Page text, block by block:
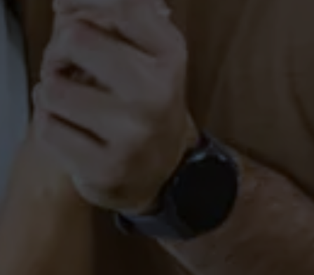
Tanzkurs (Kurzkurs) in
Markdorf
PAARE SINGLES
Gutschein verschenken
FITNESS PAARE
PAARE-SALEM